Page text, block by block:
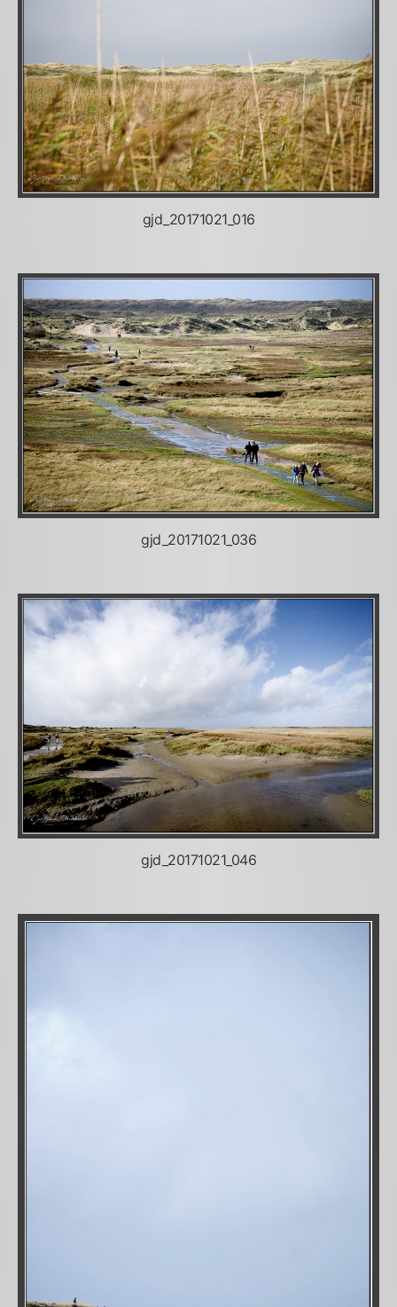
gjd_20171021_016
gjd_20171021_036
gjd_20171021_046